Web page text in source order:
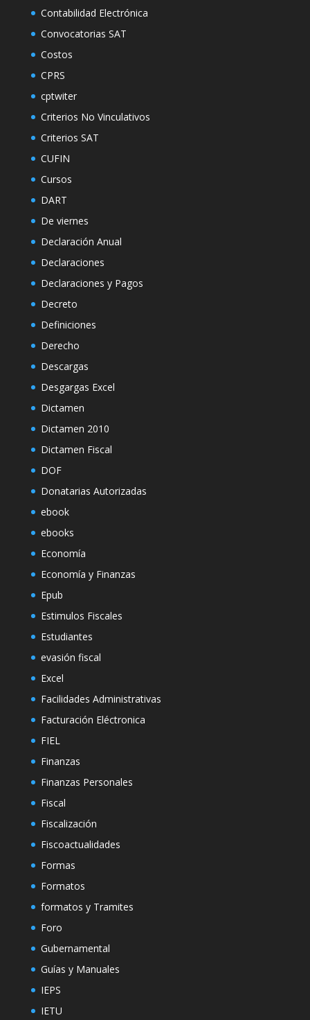
Contabilidad Electrónica
Convocatorias SAT
Costos
CPRS
cptwiter
Criterios No Vinculativos
Criterios SAT
CUFIN
Cursos
DART
De viernes
Declaración Anual
Declaraciones
Declaraciones y Pagos
Decreto
Definiciones
Derecho
Descargas
Desgargas Excel
Dictamen
Dictamen 2010
Dictamen Fiscal
DOF
Donatarias Autorizadas
ebook
ebooks
Economía
Economía y Finanzas
Epub
Estimulos Fiscales
Estudiantes
evasión fiscal
Excel
Facilidades Administrativas
Facturación Eléctronica
FIEL
Finanzas
Finanzas Personales
Fiscal
Fiscalización
Fiscoactualidades
Formas
Formatos
formatos y Tramites
Foro
Gubernamental
Guías y Manuales
IEPS
IETU